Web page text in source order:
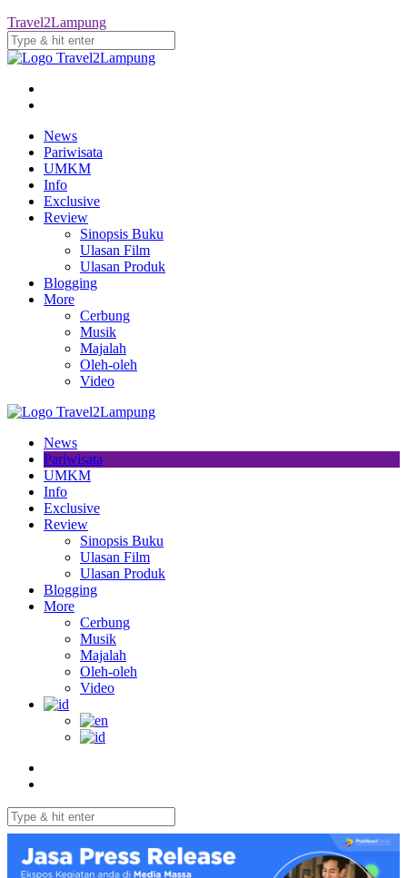
Travel2Lampung
News
Pariwisata
UMKM
Info
Exclusive
Review
Sinopsis Buku
Ulasan Film
Ulasan Produk
Blogging
More
Cerbung
Musik
Majalah
Oleh-oleh
Video
News
Pariwisata
UMKM
Info
Exclusive
Review
Sinopsis Buku
Ulasan Film
Ulasan Produk
Blogging
More
Cerbung
Musik
Majalah
Oleh-oleh
Video